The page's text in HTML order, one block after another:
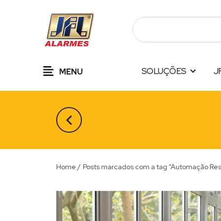
MENU SOLUÇÕES
Home / Posts marcados com a tag “Automação